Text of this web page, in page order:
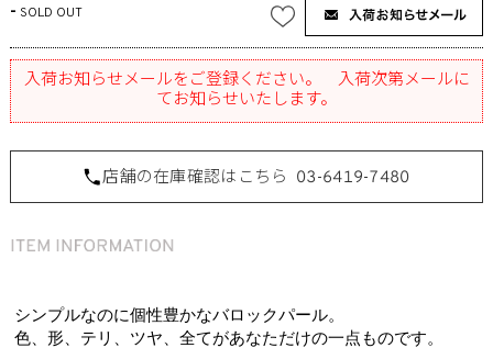
- SOLD OUT
入荷お知らせメールをご登録ください。 入荷次第メールに
てお知らせいたします。
店舗の在庫確認はこちら 03-6419-7480
シンプルなのに個性豊かなバロックパール。
色、形、テリ、ツヤ、全てがあなただけの一点ものです。